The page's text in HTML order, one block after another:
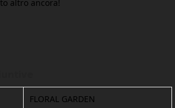
altro ancora!
FLORAL GARDEN